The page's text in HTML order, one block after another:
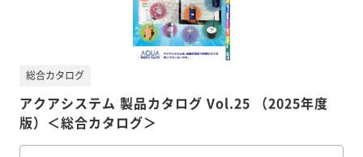
アクアシステム 製品カタログ Vol.25 （2025年度
版）＜総合カタログ＞
総合カタログ